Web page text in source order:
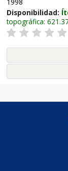
Disponibilidad:
topográfica: